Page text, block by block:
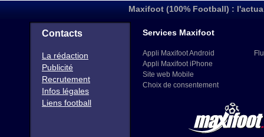
Maxifoot (100% Football) :
Contacts
La rédaction
Publicité
Recrutement
Infos légales
Liens football
Services Maxifoot
Appli Maxifoot Android
Appli Maxifoot iPhone
Site web Mobile
Choix de consentement